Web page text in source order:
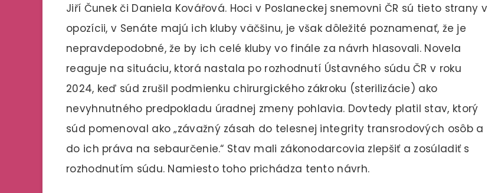
Jiří Čunek či Daniela Kovářová. Hoci v Poslaneckej snemovni ČR sú tieto strany v
opozícii, v Senáte majú ich kluby väčšinu, je však dôležité poznamenať, že je
nepravdepodobné, že by ich celé kluby vo finále za návrh hlasovali. Novela
reaguje na situáciu, ktorá nastala po rozhodnutí Ústavného súdu ČR v roku
2024, keď súd zrušil podmienku chirurgického zákroku (sterilizácie) ako
nevyhnutného predpokladu úradnej zmeny pohlavia. Dovtedy platil stav, ktorý
súd pomenoval ako „závažný zásah do telesnej integrity transrodových osôb a
do ich práva na sebaurčenie.“ Stav mali zákonodarcovia zlepšiť a zosúladiť s
rozhodnutím súdu. Namiesto toho prichádza tento návrh.